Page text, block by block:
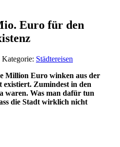
Euro für den
Kategorie: Städtereisen
Million Euro winken aus der
existiert. Zumindest in den
waren. Was man dafür tun
die Stadt wirklich nicht